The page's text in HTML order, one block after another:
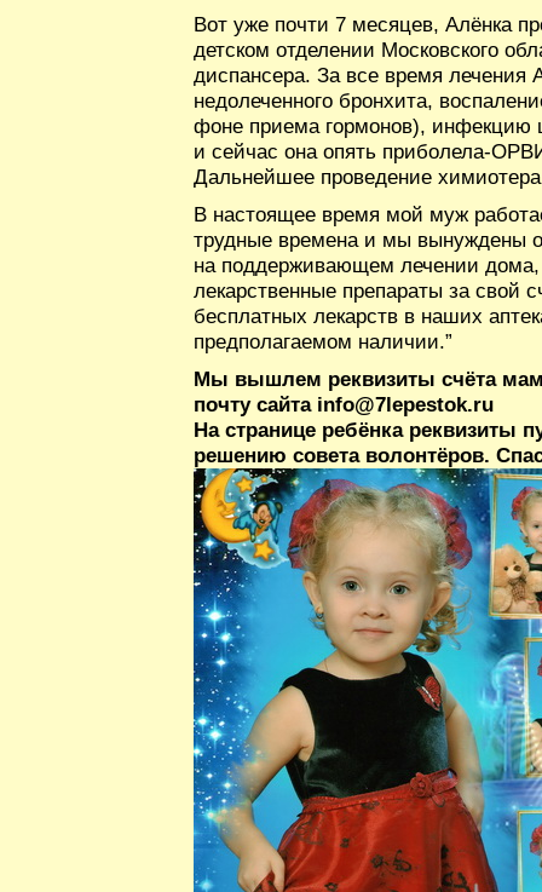
Вот уже почти 7 месяцев, Алёнка
детском отделении Московского
диспансера. За все время лечения
недолеченного бронхита,
фоне приема гормонов), инфекцию
и сейчас она опять приболела-
Дальнейшее проведение
В настоящее время мой муж
трудные времена и мы вынуждены
на поддерживающем лечении дома,
лекарственные препараты за свой
бесплатных лекарств в наших
предполагаемом наличии.”
Мы вышлем реквизиты счёта
почту сайта info@7lepestok.ru
На странице ребёнка реквизиты
решению совета волонтёров.